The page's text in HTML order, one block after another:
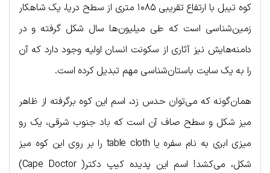
کوه تیبل با ارتفاع تقریبی ۱۰۸۵ متری از سطح دریا، یک شاهکار
زمین‌شناسی است که طی میلیون‌ها سال شکل گرفته و در
دامنه‌هایش نیز آثاری از سکونت انسان اولیه وجود دارد که آن
را به یک سایت باستان‌شناسی مهم تبدیل کرده است.
همان‌گونه که می‌توان حدس زد، اسم این کوه برگرفته از ظاهر
میز شکل و سطح صاف آن است که باد جنوب شرقی، یک رو
میزی ابری به نام سفره یا table cloth را بر روی این کوه میز
شکل، می‌کشد! اسم این پدیده کیپ دکتر( Cape Doctor)